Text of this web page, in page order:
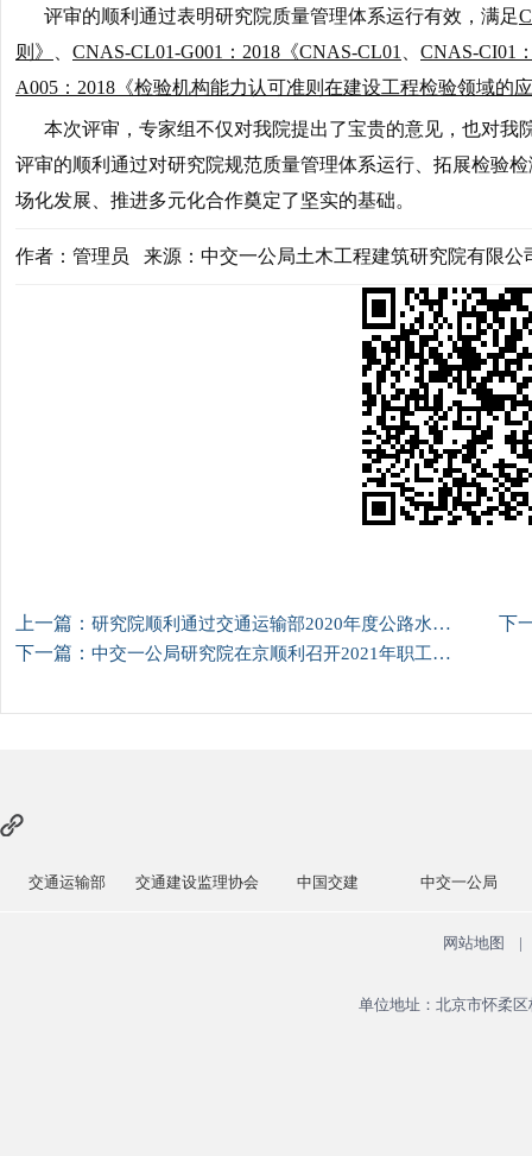
评审的顺利通过表明研究院质量管理体系运行有效，满足
则》
CNAS-CL01-G001：2018《CNAS-CL01
CNAS-CI01
A005：2018《检验机构能力认可准则在建设工程检验领域的
本次评审，专家组不仅对我院提出了宝贵的意见，也对我
评审的顺利通过对研究院规范质量管理体系运行、拓展检验
场化发展、推进多元化合作奠定了坚实的基础。
作者：管理员 来源：中交一公局土木工程建筑研究院有限公
上一篇： 研究院顺利通过交通运输部2020年度公路水运工程试验检测机构比对试验
下
下一篇： 中交一公局研究院在京顺利召开2021年职工大会暨工作会
交通运输部 交通建设监理协会 中国交建 中交一公局
网站地图 |
单位地址：北京市怀柔区